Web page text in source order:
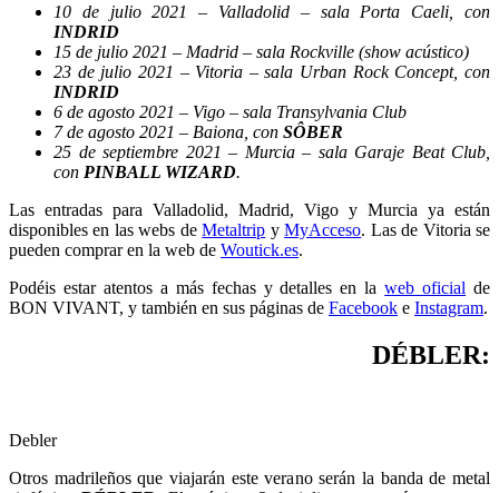
10 de julio 2021 – Valladolid – sala Porta Caeli, con
INDRID
15 de julio 2021 – Madrid – sala Rockville (show acústico)
23 de julio 2021 – Vitoria – sala Urban Rock Concept, con
INDRID
6 de agosto 2021 – Vigo – sala Transylvania Club
7 de agosto 2021 – Baiona, con SÔBER
25 de septiembre 2021 – Murcia – sala Garaje Beat Club,
con PINBALL WIZARD.
Las entradas para Valladolid, Madrid, Vigo y Murcia ya están
disponibles en las webs deMetaltrip yMyAcceso. Las de Vitoria se
pueden comprar en la web de Woutick.es.
Podéis estar atentos a más fechas y detalles en laweb oficial de
BON VIVANT, y también en sus páginas de Facebook e Instagram.
DÉBLER:
Debler
Otros madrileños que viajarán este verano serán la banda de metal